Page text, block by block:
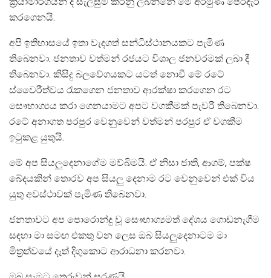
කරගෙනයි.
අපි ඉතිහාසයේ ඉතා වැදගත් සන්ධිස්ථානයකට පැමිණ
තිබෙනවා. ජනතාව වත්මන් රජයට විශාල ජනවරමක් ලබා දී
තිබෙනවා. කිසිදු බලවේගයකට යටත් නොවී මේ රටේ
ස්වෛරීත්වය රැකගෙන ජනතාව ආරක්ෂා කරගෙන රට
සෞභාග්‍යය කරා ගෙනයාමට අපට වගකීමක් පැවරී තිබෙනවා.
රටේ අනාගත පරපුර වෙනුවෙන් වත්මන් පරපුර ඒ වගකීම
ඉටුකළ යුතුයි.
මේ අප සියලුදෙනාගේම මව්බිමයි. ඒ නිසා ජාති, ආගම්, පක්ෂ
බේදයකින් තොරව අප සියලු දෙනාම රට වෙනුවෙන් එක් විය
යුතු අවස්ථාවක් පැමිණ තිබෙනවා.
ජනතාවට අප පොරොන්දු වූ සෞභාග්‍යමත් දේශය ගොඩනැගීම
සඳහා මා සමඟ එකතු වන ලෙස ඔබ සියලුදෙනාටම මා
මිත්‍රත්වයේ දෑත් දිගුකොට ආරාධනා කරනවා.